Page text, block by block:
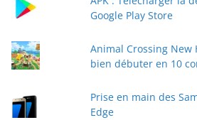
Google Play Store
Animal Crossing New
bien débuter en 10
Prise en main des
Edge